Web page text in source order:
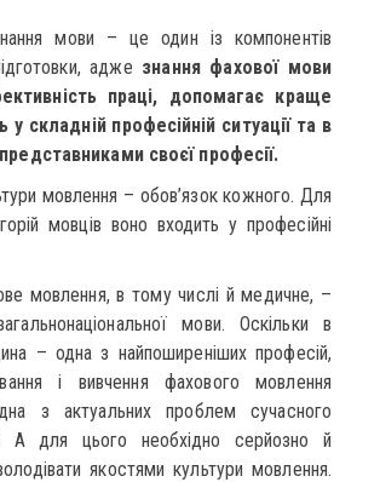
мови – це один із компонентів
адже знання фахової мови
праці, допомагає краще
у складній професійній ситуації та в
своєї професії.
мовлення – обов’язок кожного. Для
мовців воно входить у професійні
мовлення, в тому числі й медичне, –
мови. Оскільки в
– одна з найпоширеніших професій,
і вивчення фахового мовлення
з актуальних проблем сучасного
А для цього необхідно серйозно й
якостями культури мовлення.